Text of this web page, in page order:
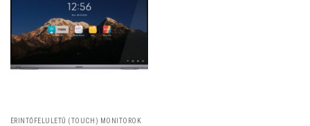
ÉRINTŐFELÜLETŰ (TOUCH) MONITOROK